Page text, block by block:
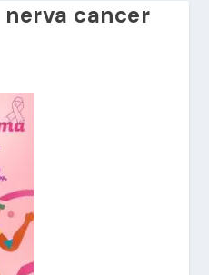
cancer